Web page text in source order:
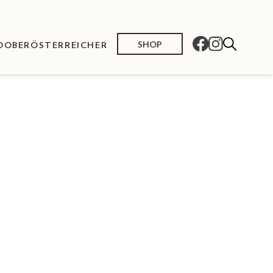
OBERÖSTERREICHER SHOP